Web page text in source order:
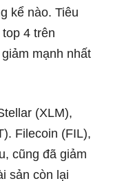
kể nào. Tiêu
4 trên
mạnh nhất
(XLM),
Filecoin (FIL),
cũng đã giảm
sản còn lại